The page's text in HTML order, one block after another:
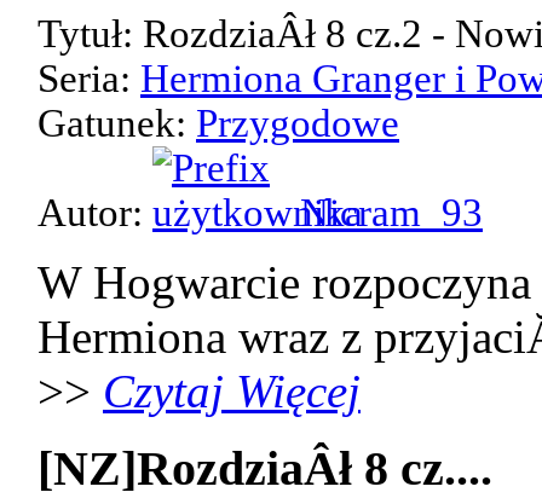
Tytuł: RozdziaÂł 8 cz.2 -
Seria: Hermiona Granger i
Gatunek: Przygodowe
Autor: Nicram_93
W Hogwarcie
Hermiona wraz z
>> Czytaj Więcej
[NZ]RozdziaÂł 8 cz....